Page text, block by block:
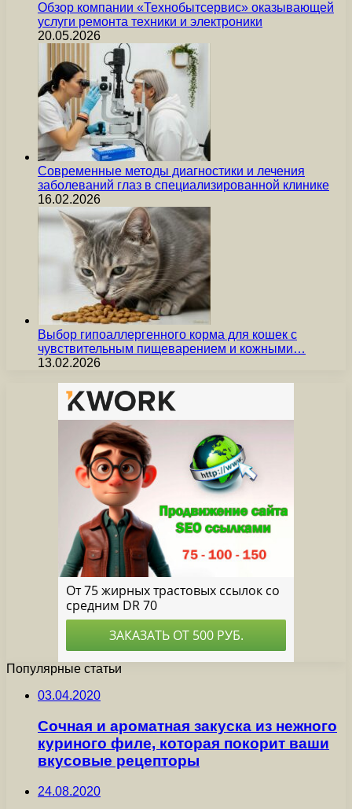
Обзор компании «Технобытсервис» оказывающей
услуги ремонта техники и электроники
20.05.2026
Современные методы диагностики и лечения
заболеваний глаз в специализированной клинике
16.02.2026
Выбор гипоаллергенного корма для кошек с
чувствительным пищеварением и кожными…
13.02.2026
Популярные статьи
03.04.2020
Сочная и ароматная закуска из нежного
куриного филе, которая покорит ваши
вкусовые рецепторы
24.08.2020